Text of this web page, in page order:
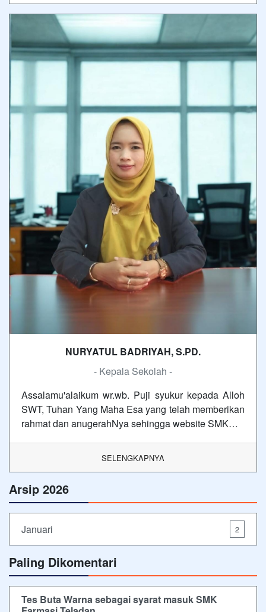
NURYATUL BADRIYAH, S.PD.
- Kepala Sekolah -
Assalamu'alaikum wr.wb. Puji syukur kepada Alloh
SWT, Tuhan Yang Maha Esa yang telah memberikan
rahmat dan anugerahNya sehingga website SMK…
SELENGKAPNYA
Arsip 2026
Januari 2
Paling Dikomentari
Tes Buta Warna sebagai syarat masuk SMK